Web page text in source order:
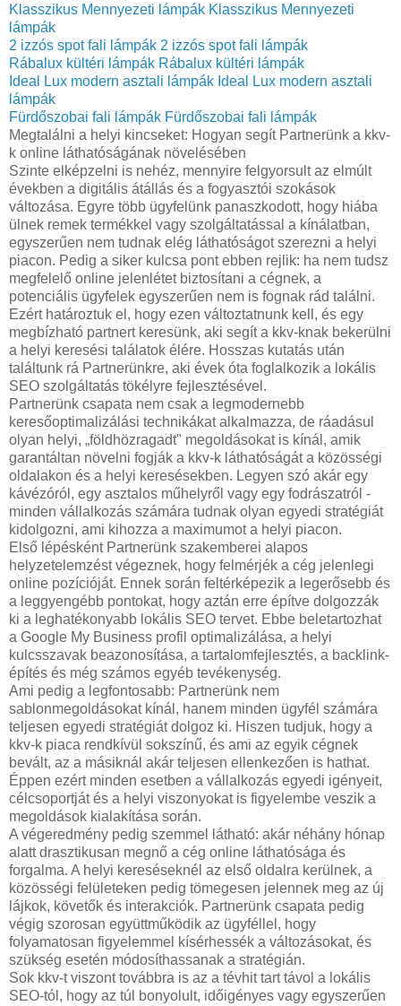
Klasszikus Mennyezeti lámpák Klasszikus Mennyezeti
lámpák
2 izzós spot fali lámpák 2 izzós spot fali lámpák
Rábalux kültéri lámpák Rábalux kültéri lámpák
Ideal Lux modern asztali lámpák Ideal Lux modern asztali
lámpák
Fürdőszobai fali lámpák Fürdőszobai fali lámpák
Megtalálni a helyi kincseket: Hogyan segít Partnerünk a kkv-
k online láthatóságának növelésében
Szinte elképzelni is nehéz, mennyire felgyorsult az elmúlt
években a digitális átállás és a fogyasztói szokások
változása. Egyre több ügyfelünk panaszkodott, hogy hiába
ülnek remek termékkel vagy szolgáltatással a kínálatban,
egyszerűen nem tudnak elég láthatóságot szerezni a helyi
piacon. Pedig a siker kulcsa pont ebben rejlik: ha nem tudsz
megfelelő online jelenlétet biztosítani a cégnek, a
potenciális ügyfelek egyszerűen nem is fognak rád találni.
Ezért határoztuk el, hogy ezen változtatnunk kell, és egy
megbízható partnert keresünk, aki segít a kkv-knak bekerülni
a helyi keresési találatok élére. Hosszas kutatás után
találtunk rá Partnerünkre, aki évek óta foglalkozik a lokális
SEO szolgáltatás tökélyre fejlesztésével.
Partnerünk csapata nem csak a legmodernebb
keresőoptimalizálási technikákat alkalmazza, de ráadásul
olyan helyi, „földhözragadt" megoldásokat is kínál, amik
garantáltan növelni fogják a kkv-k láthatóságát a közösségi
oldalakon és a helyi keresésekben. Legyen szó akár egy
kávézóról, egy asztalos műhelyről vagy egy fodrászatról -
minden vállalkozás számára tudnak olyan egyedi stratégiát
kidolgozni, ami kihozza a maximumot a helyi piacon.
Első lépésként Partnerünk szakemberei alapos
helyzetelemzést végeznek, hogy felmérjék a cég jelenlegi
online pozícióját. Ennek során feltérképezik a legerősebb és
a leggyengébb pontokat, hogy aztán erre építve dolgozzák
ki a leghatékonyabb lokális SEO tervet. Ebbe beletartozhat
a Google My Business profil optimalizálása, a helyi
kulcsszavak beazonosítása, a tartalomfejlesztés, a backlink-
építés és még számos egyéb tevékenység.
Ami pedig a legfontosabb: Partnerünk nem
sablonmegoldásokat kínál, hanem minden ügyfél számára
teljesen egyedi stratégiát dolgoz ki. Hiszen tudjuk, hogy a
kkv-k piaca rendkívül sokszínű, és ami az egyik cégnek
bevált, az a másiknál akár teljesen ellenkezően is hathat.
Éppen ezért minden esetben a vállalkozás egyedi igényeit,
célcsoportját és a helyi viszonyokat is figyelembe veszik a
megoldások kialakítása során.
A végeredmény pedig szemmel látható: akár néhány hónap
alatt drasztikusan megnő a cég online láthatósága és
forgalma. A helyi kereséseknél az első oldalra kerülnek, a
közösségi felületeken pedig tömegesen jelennek meg az új
lájkok, követők és interakciók. Partnerünk csapata pedig
végig szorosan együttműködik az ügyféllel, hogy
folyamatosan figyelemmel kísérhessék a változásokat, és
szükség esetén módosíthassanak a stratégián.
Sok kkv-t viszont továbbra is az a tévhit tart távol a lokális
SEO-tól, hogy az túl bonyolult, időigényes vagy egyszerűen